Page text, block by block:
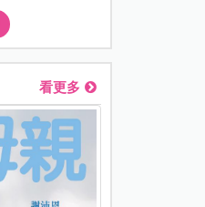
看更多